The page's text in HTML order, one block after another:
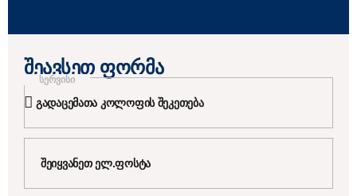
ᲨᲔᲐᲕᲡᲔᲗ ᲤᲝᲠᲛᲐ
სერვისი